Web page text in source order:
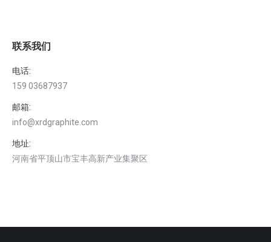
联系我们
电话:
159 03687937
邮箱:
info@xrdgraphite.com
地址:
河南省平顶山市宝丰高新产业集聚区